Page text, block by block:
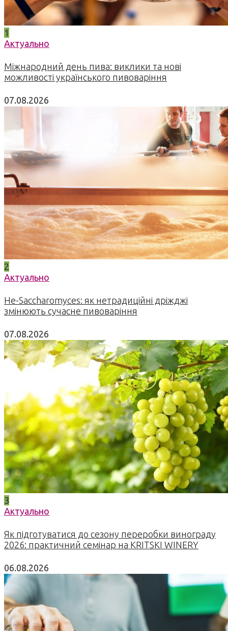
1
Актуально
Міжнародний день пива: виклики та нові
можливості українського пивоваріння
07.08.2026
2
Актуально
Не-Saccharomyces: як нетрадиційні дріжджі
змінюють сучасне пивоваріння
07.08.2026
3
Актуально
Як підготуватися до сезону переробки винограду
2026: практичний семінар на KRITSKI WINERY
06.08.2026